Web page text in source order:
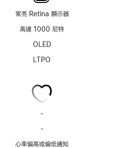
常亮 Retina 顯示器
高達 1000 尼特
OLED
LTPO
-
通
-
心率偏高或偏低通知